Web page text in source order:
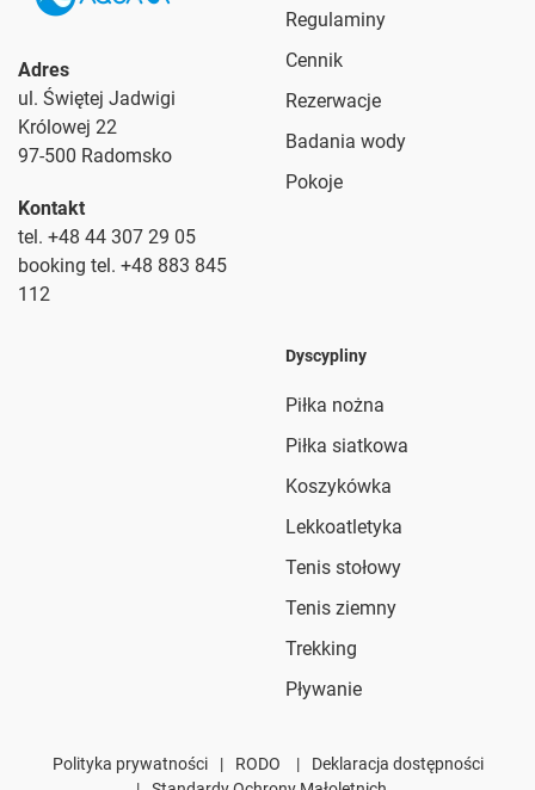
Adres
ul. Świętej Jadwigi
Królowej 22
97-500 Radomsko
Kontakt
tel. +48 44 307 29 05
booking tel. +48 883 845
112
Regulaminy
Cennik
Rezerwacje
Badania wody
Pokoje
Dyscypliny
Piłka nożna
Piłka siatkowa
Koszykówka
Lekkoatletyka
Tenis stołowy
Tenis ziemny
Trekking
Pływanie
Polityka prywatności | RODO |
Deklaracja dostępności